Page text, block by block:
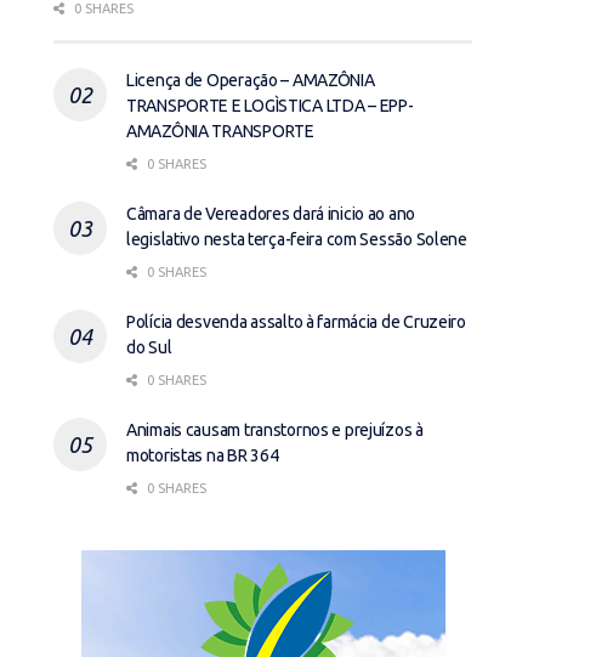
0 SHARES
Licença de Operação – AMAZÔNIA
TRANSPORTE E LOGÌSTICA LTDA – EPP-
AMAZÔNIA TRANSPORTE
0 SHARES
Câmara de Vereadores dará inicio ao ano
legislativo nesta terça-feira com Sessão Solene
0 SHARES
Polícia desvenda assalto à farmácia de Cruzeiro
do Sul
0 SHARES
Animais causam transtornos e prejuízos à
motoristas na BR 364
0 SHARES